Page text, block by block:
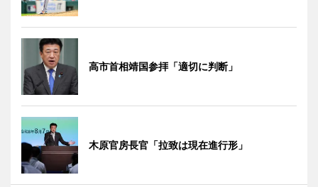
高市首相靖国参拝「適切に判断」
木原官房長官「拉致は現在進行形」